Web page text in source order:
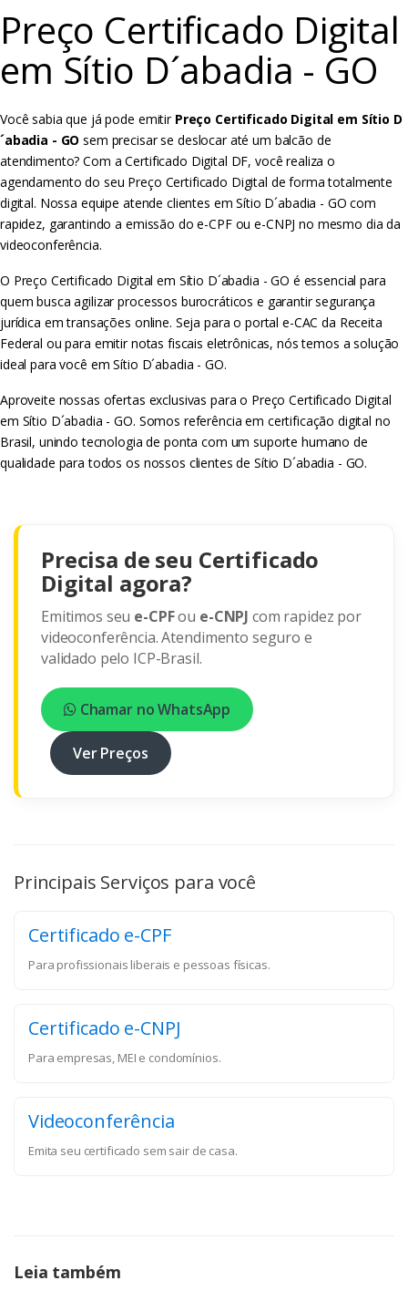
Preço Certificado Digital
em Sítio D´abadia - GO
Você sabia que já pode emitir Preço Certificado Digital em Sítio D
´abadia - GO sem precisar se deslocar até um balcão de
atendimento? Com a Certificado Digital DF, você realiza o
agendamento do seu Preço Certificado Digital de forma totalmente
digital. Nossa equipe atende clientes em Sítio D´abadia - GO com
rapidez, garantindo a emissão do e-CPF ou e-CNPJ no mesmo dia da
videoconferência.
O Preço Certificado Digital em Sítio D´abadia - GO é essencial para
quem busca agilizar processos burocráticos e garantir segurança
jurídica em transações online. Seja para o portal e-CAC da Receita
Federal ou para emitir notas fiscais eletrônicas, nós temos a solução
ideal para você em Sítio D´abadia - GO.
Aproveite nossas ofertas exclusivas para o Preço Certificado Digital
em Sítio D´abadia - GO. Somos referência em certificação digital no
Brasil, unindo tecnologia de ponta com um suporte humano de
qualidade para todos os nossos clientes de Sítio D´abadia - GO.
Precisa de seu Certificado
Digital agora?
Emitimos seu e-CPFou e-CNPJ com rapidez por
videoconferência. Atendimento seguro e
validado pelo ICP-Brasil.
Chamar no WhatsApp
Ver Preços
Principais Serviços para você
Certificado e-CPF
Para profissionais liberais e pessoas físicas.
Certificado e-CNPJ
Para empresas, MEI e condomínios.
Videoconferência
Emita seu certificado sem sair de casa.
Leia também